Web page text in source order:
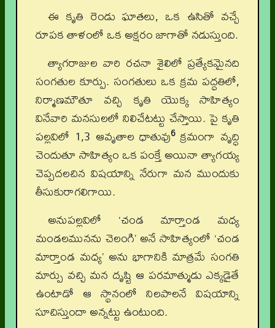
ఈ కృతి రెండు ఘాతలు, ఒక ఉసితో వచ్చే
రూపక తాళంలో ఒక అక్షరం జాగాతో నడుస్తుంది.
త్యాగరాజుల వారి రచనా శైలిలో ప్రత్యేకమైనది
సంగతుల కూర్పు. సంగతులు ఒక క్రమ పద్ధతిలో,
నిర్మాణమౌతూ వచ్చి కృతి యొక్క సాహిత్యం
వినేవారి మనసులలో నిలిచేటట్టు చేస్తాయి. పై కృతి
పల్లవిలో 1,3 ఆవృతాల ధాతువు6 క్రమంగా వృద్ధి
చెందుతూ సాహిత్యం ఒక పంక్తే అయినా త్యాగయ్య
చెప్పదలచిన విషయాన్ని నేరుగా మన ముందుకు
తీసుకురాగలిగాయి.
అనుపల్లవిలో ‘చండ మార్తాండ మధ్య
మండలమునను చెలంగి’ అనే సాహిత్యంలో ‘చండ
మార్తాండ మధ్య’ అను భాగానికి మాత్రమే సంగతి
మార్పు వచ్చి మన దృష్టి ఆ పరమాత్ముడు ఎక్కడైతే
ఉంటాడో ఆ స్థానంలో నిలపాలనే విషయాన్ని
సూచిస్తుందా అన్నట్టు ఉంటుంది.